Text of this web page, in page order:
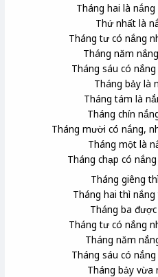
Tháng hai là
Thứ nhất là
Tháng tư có nắng
Tháng năm
Tháng sáu có
Tháng bảy là
Tháng tám là
Tháng chín
Tháng mười có nắng,
Tháng một là
Tháng chạp có
Tháng giêng
Tháng hai thì
Tháng ba
Tháng tư có nắng
Tháng năm
Tháng sáu có
Tháng bảy vừa